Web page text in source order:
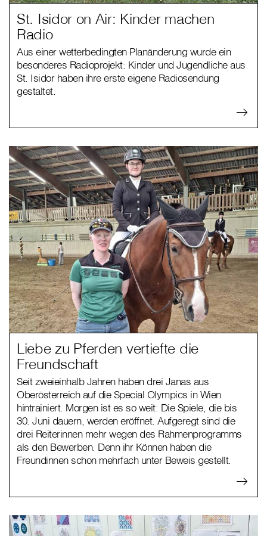
St. Isidor on Air: Kinder machen
Radio
Aus einer wetterbedingten Planänderung wurde ein
besonderes Radioprojekt: Kinder und Jugendliche aus
St. Isidor haben ihre erste eigene Radiosendung
gestaltet.
Liebe zu Pferden vertiefte die
Freundschaft
Seit zweieinhalb Jahren haben drei Janas aus
Oberösterreich auf die Special Olympics in Wien
hintrainiert. Morgen ist es so weit: Die Spiele, die bis
30. Juni dauern, werden eröffnet. Aufgeregt sind die
drei Reiterinnen mehr wegen des Rahmenprogramms
als den Bewerben. Denn ihr Können haben die
Freundinnen schon mehrfach unter Beweis gestellt.